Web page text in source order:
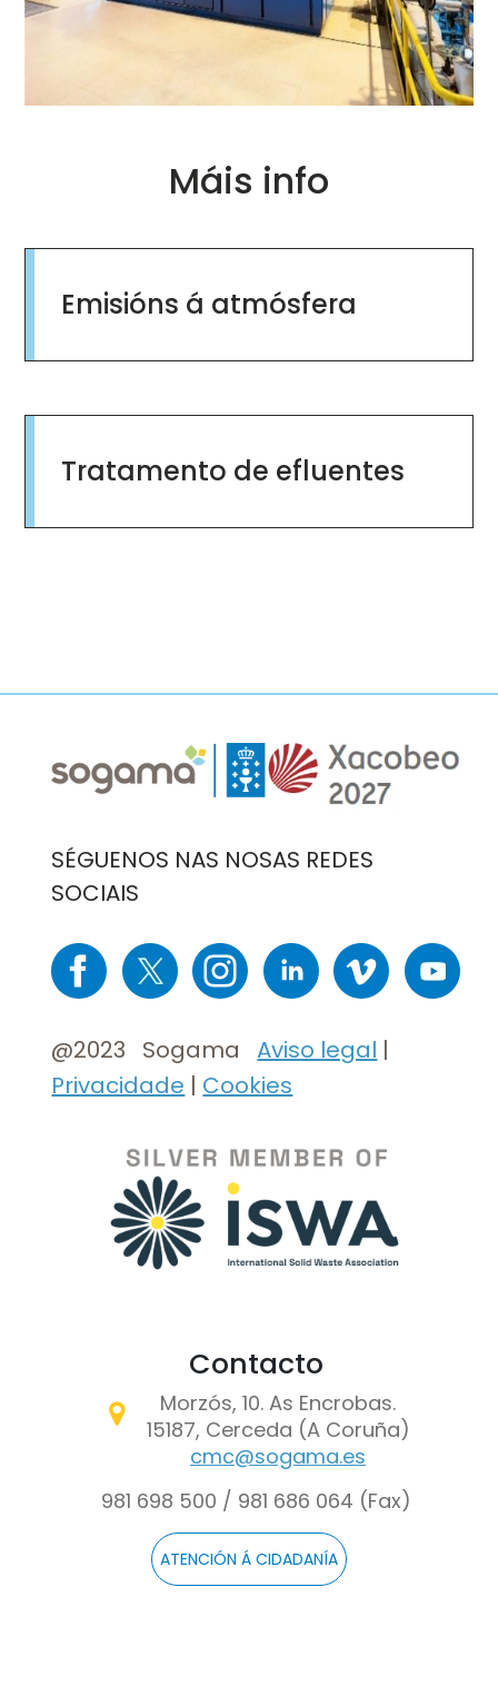
Máis info
Emisións á atmósfera
Tratamento de efluentes
Imaxe
SÉGUENOS NAS NOSAS REDES
SOCIAIS
Imaxe Imaxe Imaxe Imaxe Imaxe Imaxe
@2023 SogamaAviso legal |
Privacidade | Cookies
Contacto
Morzós, 10. As Encrobas.
15187, Cerceda (A Coruña)
cmc@sogama.es
981 698 500 / 981 686 064 (Fax)
ATENCIÓN Á CIDADANÍA